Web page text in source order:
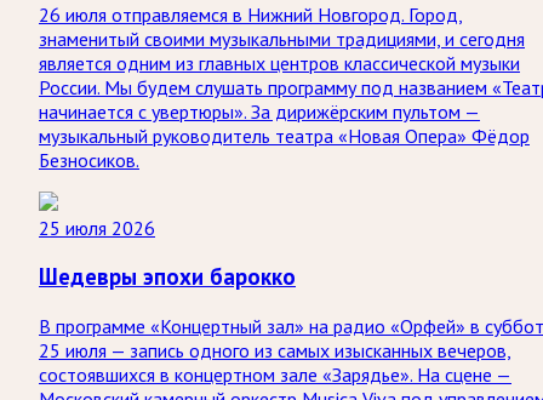
26 июля отправляемся в Нижний Новгород. Город,
знаменитый своими музыкальными традициями, и сегодня
является одним из главных центров классической музыки
России. Мы будем слушать программу под названием
начинается с увертюры». За дирижёрским пультом —
музыкальный руководитель театра «Новая Опера» Фёдор
Безносиков.
25 июля 2026
Шедевры эпохи барокко
В программе «Концертный зал» на радио «Орфей» в
25 июля — запись одного из самых изысканных вечеров,
состоявшихся в концертном зале «Зарядье». На сцене —